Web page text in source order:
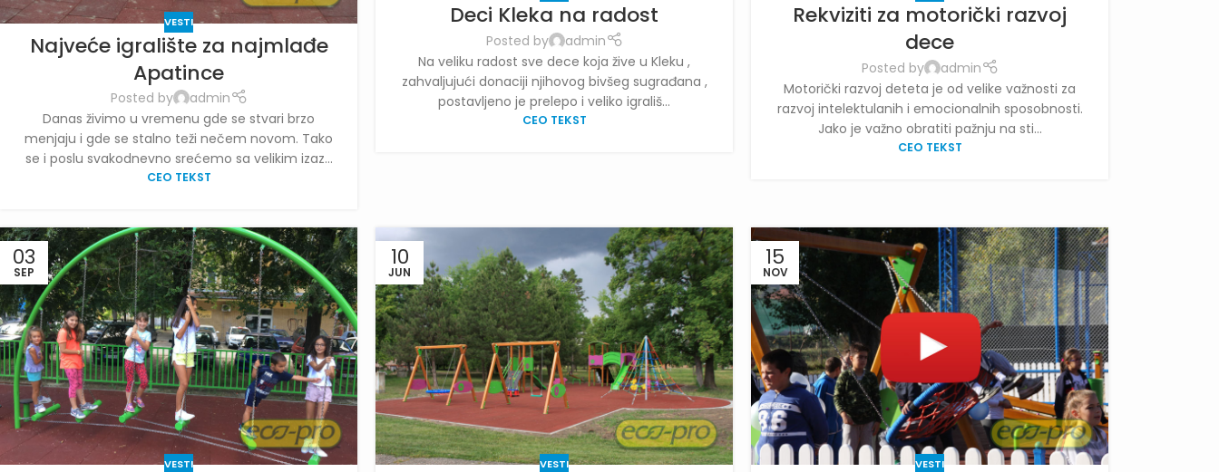
VESTI
Najveće igralište za najmlađe
Apatince
Posted by
admin
Danas živimo u vremenu gde se stvari brzo
menjaju i gde se stalno teži nečem novom. Tako
se i poslu svakodnevno srećemo sa velikim izaz...
CEO TEKST
Deci Kleka na radost
Posted by
admin
Na veliku radost sve dece koja žive u Kleku ,
zahvaljujući donaciji njihovog bivšeg sugrađana ,
postavljeno je prelepo i veliko igrališ...
CEO TEKST
Rekviziti za motorički razvoj
dece
Posted by
admin
Motorički razvoj deteta je od velike važnosti za
razvoj intelektulanih i emocionalnih sposobnosti.
Jako je važno obratiti pažnju na sti...
CEO TEKST
03
SEP
VESTI
10
JUN
VESTI
15
NOV
VESTI